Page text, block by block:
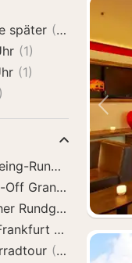
später (2)
(1)
(1)
Rundfahrt mit
Grand oder
Rundgang auf
zum besten
(2)